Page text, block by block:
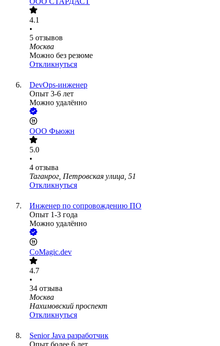
4.1
•
5 отзывов
Москва
Можно без резюме
Откликнуться
DevOps-инженер
Опыт 3-6 лет
Можно удалённо
ООО Фьюжн
5.0
•
4 отзыва
Таганрог, Петровская улица, 51
Откликнуться
Инженер по сопровождению ПО
Опыт 1-3 года
Можно удалённо
CoMagic.dev
4.7
•
34 отзыва
Москва
Нахимовский проспект
Откликнуться
Senior Java разработчик